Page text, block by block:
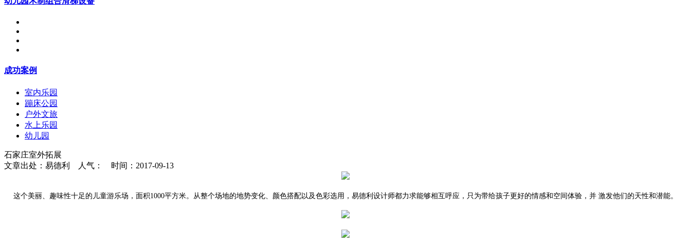
成功案例
室内乐园
蹦床公园
户外文旅
水上乐园
幼儿园
石家庄室外拓展
文章出处：易德利 人气：
时间：2017-09-13
这个美丽、趣味性十足的儿童游乐场，面积1000平方米。从整个场地的地势变化、颜色搭配以及色彩选用，易德利设计师都力求能够相互呼应，只为带给孩子更好的情感和空间体验，并 激发他们的天性和潜能。